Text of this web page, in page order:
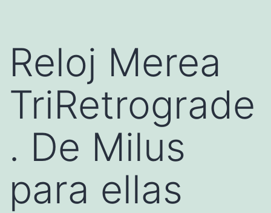
Reloj Merea
TriRetrograde
. De Milus
para ellas